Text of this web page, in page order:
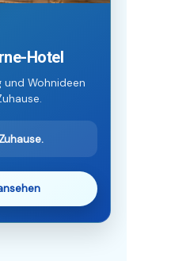
Hotel
und Wohnideen